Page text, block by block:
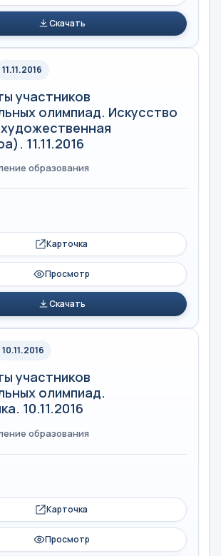
Скачать
11.11.2016
участников
олимпиад. Искусство
11.11.2016
образования
Карточка
Просмотр
Скачать
10.11.2016
участников
олимпиад.
10.11.2016
образования
Карточка
Просмотр